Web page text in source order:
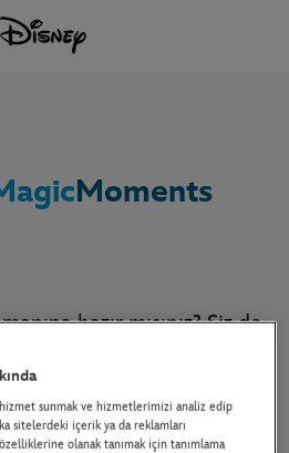
Moments
hazır mısınız? Siz de
Disney hikayelerinin
sunmak ve hizmetlerimizi analiz edip
sitelerdeki içerik ya da reklamları
olanak tanımak için tanımlama